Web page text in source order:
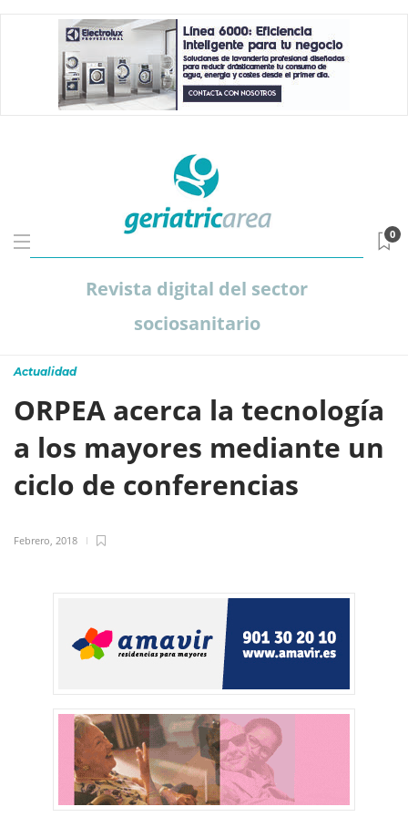
Revista digital del sector
sociosanitario
0
Actualidad
ORPEA acerca la tecnología
a los mayores mediante un
ciclo de conferencias
Febrero, 2018